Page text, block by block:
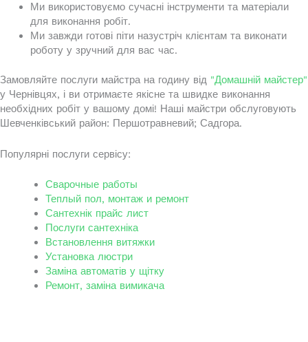
Ми використовуємо сучасні інструменти та матеріали
для виконання робіт.
Ми завжди готові піти назустріч клієнтам та виконати
роботу у зручний для вас час.
Замовляйте послуги майстра на годину від "Домашній майстер"
у Чернівцях, і ви отримаєте якісне та швидке виконання
необхідних робіт у вашому домі! Наші майстри обслуговують
Шевченківський район: Першотравневий; Садгора.
Популярні послуги сервісу:
Сварочные работы
Теплый пол, монтаж и ремонт
Сантехнік прайс лист
Послуги сантехніка
Встановлення витяжки
Установка люстри
Заміна автоматів у щітку
Ремонт, заміна вимикача